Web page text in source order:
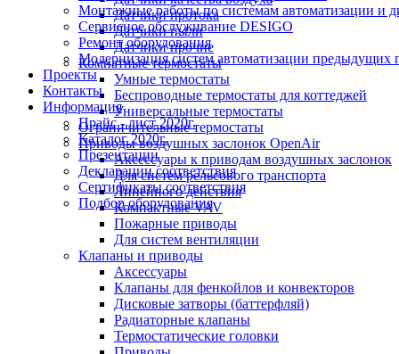
Монтажные работы по системам автоматизации и
Сервисное обслуживание DESIGO
Ремонт оборудования
Модернизация систем автоматизации
Проекты
Контакты
Информация
Прайс - лист 2020г.
Каталог 2020г.
Презентации
Декларации соответствия
Сертификаты соответствия
Подбор оборудования
Датчики протока
Датчики пыли
Датчики прочие
Комнатные термостаты
Умные термостаты
Беспроводные термостаты для коттеджей
Универсальные термостаты
Ограничительные термостаты
Приводы воздушных заслонок OpenAir
Аксессуары к приводам воздушных заслонок
Для систем рельсового транспорта
Линейного действия
Компактные VAV
Пожарные приводы
Для систем вентиляции
Клапаны и приводы
Аксессуары
Клапаны для фенкойлов и конвекторов
Дисковые затворы (баттерфляй)
Радиаторные клапаны
Термостатические головки